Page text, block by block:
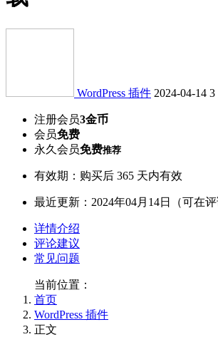
WordPress 插件 2024-04-14 3
注册会员3金币
会员免费
永久会员免费推荐
有效期：购买后 365 天内有效
最近更新：2024年04月14日（可在评
详情介绍
评论建议
常见问题
当前位置：
首页
WordPress 插件
正文